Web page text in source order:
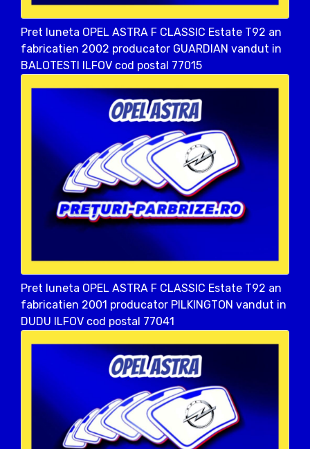
Pret luneta OPEL ASTRA F CLASSIC Estate T92 an
fabricatien 2002 producator GUARDIAN vandut in
BALOTESTI ILFOV cod postal 77015
Pret luneta OPEL ASTRA F CLASSIC Estate T92 an
fabricatien 2001 producator PILKINGTON vandut in
DUDU ILFOV cod postal 77041